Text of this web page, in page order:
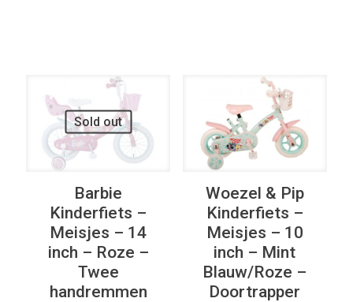
UITVERKOOP
Sold out
Barbie
Kinderfiets –
Meisjes – 14
inch – Roze –
Twee
handremmen
Woezel & Pip
Kinderfiets –
Meisjes – 10
inch – Mint
Blauw/Roze –
Doortrapper